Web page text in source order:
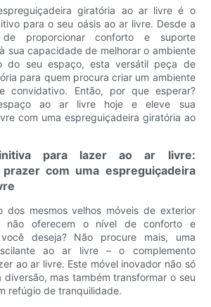
giratória ao ar livre é o
para o seu oásis ao ar livre. Desde a
proporcionar conforto e suporte
sua capacidade de melhorar o ambiente
do seu espaço, esta versátil peça de
para quem procura criar um ambiente
convidativo. Então, por que esperar?
ao ar livre hoje e eleve sua
com uma espreguiçadeira giratória ao
para lazer ao ar livre:
com uma espreguiçadeira
dos mesmos velhos móveis de exterior
não oferecem o nível de conforto e
deseja? Não procure mais, uma
ao ar livre – o complemento
ao ar livre. Este móvel inovador não só
diversão, mas também transformar o seu
refúgio de tranquilidade.